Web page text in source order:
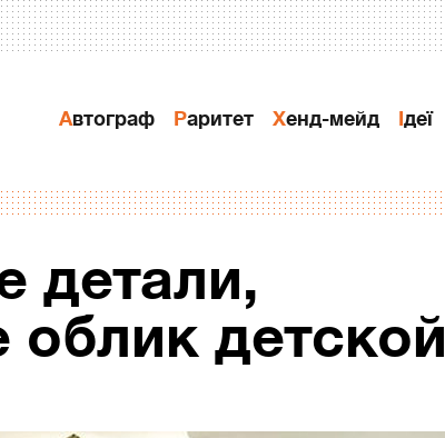
Автограф Раритет Хенд-мейд Ідеї
детали,
детской